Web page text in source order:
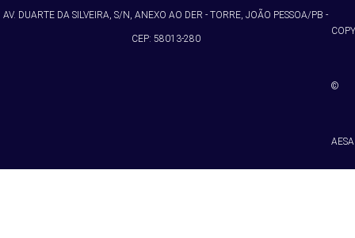
AV. DUARTE DA SILVEIRA, S/N, ANEXO AO DER - TORRE, JOÃO PESSOA/PB -
CEP: 58013-280
©
AESA